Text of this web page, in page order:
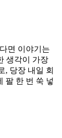
면 이야기는
생각이 가장
, 당장 내일 회
팔 한 번 쑥 넣